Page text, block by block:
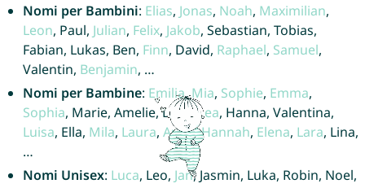
Nomi per Bambini: Elias, Jonas, Noah, Maximilian,
Leon, Paul, Julian, Felix, Jakob, Sebastian, Tobias,
Fabian, Lukas, Ben, Finn, David, Raphael, Samuel,
Valentin, Benjamin, …
Nomi per Bambine: Emilia,Mia, Sophie, Emma,
Sophia, Marie, Amelie, Lena,Lea, Hanna, Valentina,
Luisa, Ella, Mila, Laura, Anna,Hannah, Elena, Lara, Lina,
…
Nomi Unisex: Luca, Leo, Jan, Jasmin, Luka, Robin, Noel,